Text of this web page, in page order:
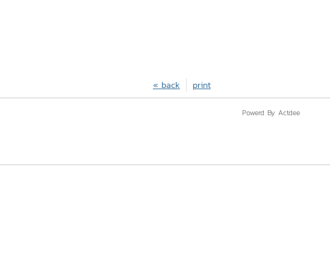
print
« back
Powerd By Actdee